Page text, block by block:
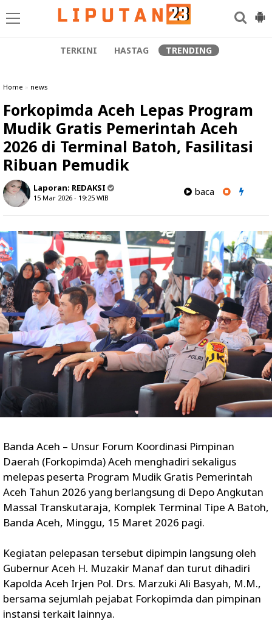
TERKINI HASTAG TRENDING
Home » news
Forkopimda Aceh Lepas Program
Mudik Gratis Pemerintah Aceh
2026 di Terminal Batoh, Fasilitasi
Ribuan Pemudik
Laporan: REDAKSI
15 Mar 2026 - 19:25 WIB
baca
Banda Aceh – Unsur Forum Koordinasi Pimpinan
Daerah (Forkopimda) Aceh menghadiri sekaligus
melepas peserta Program Mudik Gratis Pemerintah
Aceh Tahun 2026 yang berlangsung di Depo Angkutan
Massal Transkutaraja, Komplek Terminal Tipe A Batoh,
Banda Aceh, Minggu, 15 Maret 2026 pagi.
Kegiatan pelepasan tersebut dipimpin langsung oleh
Gubernur Aceh H. Muzakir Manaf dan turut dihadiri
Kapolda Aceh Irjen Pol. Drs. Marzuki Ali Basyah, M.M.,
bersama sejumlah pejabat Forkopimda dan pimpinan
instansi terkait lainnya.